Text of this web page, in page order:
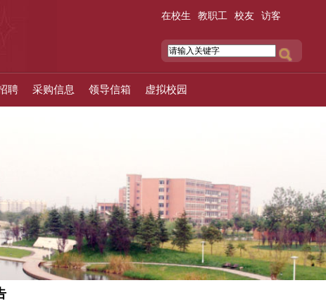
在校生 教职工 校友 访客
聘 采购信息 领导信箱 虚拟校园